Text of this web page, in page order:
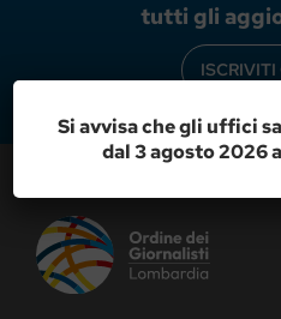
tutti gli
ISCRIVITI
Si avvisa che gli uffici
dal 3 agosto 2026